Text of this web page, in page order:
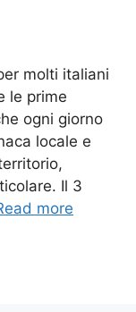
molti italiani
le prime
ogni giorno
locale e
Il 3
more